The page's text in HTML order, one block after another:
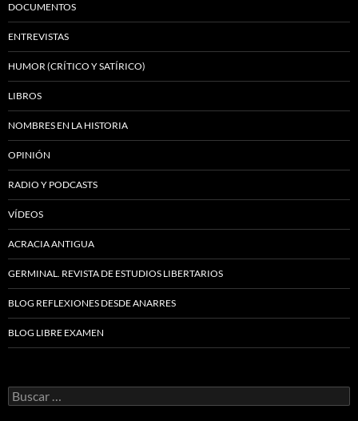
DOCUMENTOS
ENTREVISTAS
HUMOR (CRÍTICO Y SATÍRICO)
LIBROS
NOMBRES EN LA HISTORIA
OPINIÓN
RADIO Y PODCASTS
VÍDEOS
ACRACIA ANTIGUA
GERMINAL. REVISTA DE ESTUDIOS LIBERTARIOS
BLOG REFLEXIONES DESDE ANARRES
BLOG LIBRE EXAMEN
Buscar: